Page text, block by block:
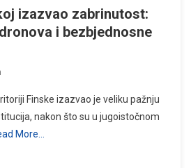
izazvao zabrinutost:
i bezbjednosne
Finske izazvao je veliku pažnju
nakon što su u jugoistočnom
More…